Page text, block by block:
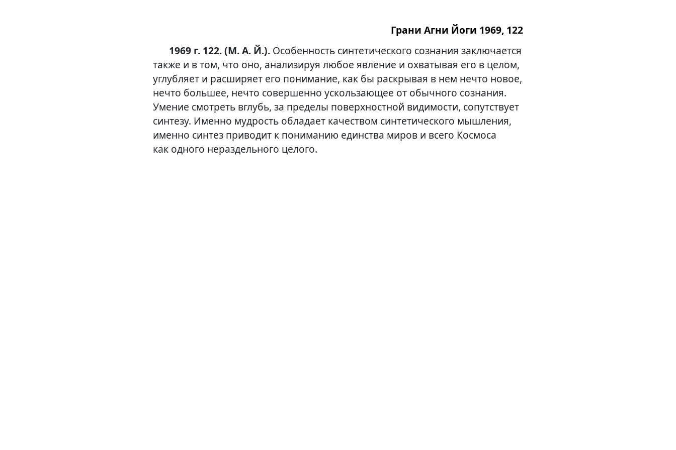
Грани Агни Йоги 1969, 122
1969 г. 122. (М. А. Й.). Особенность синтетического сознания заключается
также и в том, что оно, анализируя любое явление и охватывая его в целом,
углубляет и расширяет его понимание, как бы раскрывая в нем нечто новое,
нечто большее, нечто совершенно ускользающее от обычного сознания.
Умение смотреть вглубь, за пределы поверхностной видимости, сопутствует
синтезу. Именно мудрость обладает качеством синтетического мышления,
именно синтез приводит к пониманию единства миров и всего Космоса
как одного нераздельного целого.